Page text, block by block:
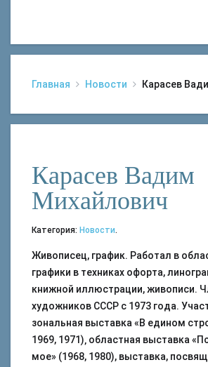
Главная Новости Карасев
Карасев Вадим
Михайлович
Категория: Новости.
Живописец, график. Работал в
графики в техниках офорта,
книжной иллюстрации, живописи.
художников СССР с 1973 года.
зональная выставка «В едином
1969, 1971)‚ областная выставка
мое» (1968, 1980), выставка,